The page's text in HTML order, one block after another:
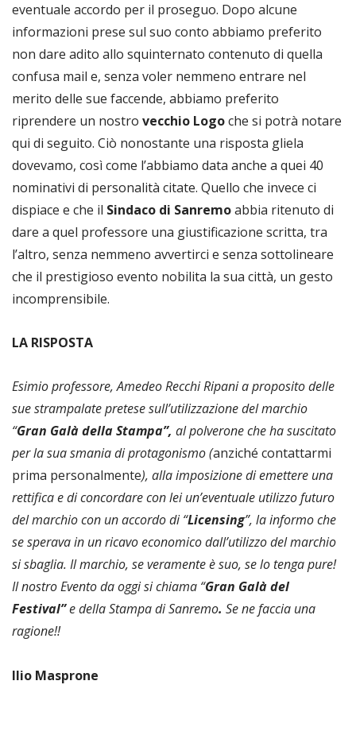
eventuale accordo per il proseguo. Dopo alcune
informazioni prese sul suo conto abbiamo preferito
non dare adito allo squinternato contenuto di quella
confusa mail e, senza voler nemmeno entrare nel
merito delle sue faccende, abbiamo preferito
riprendere un nostro vecchio Logoche si potrà notare
qui di seguito. Ciò nonostante una risposta gliela
dovevamo, così come l’abbiamo data anche a quei 40
nominativi di personalità citate. Quello che invece ci
dispiace e che il Sindaco di Sanremoabbia ritenuto di
dare a quel professore una giustificazione scritta, tra
l’altro, senza nemmeno avvertirci e senza sottolineare
che il prestigioso evento nobilita la sua città, un gesto
incomprensibile.
LA RISPOSTA
Esimioprofessore, AmedeoRecchiRipaniapropositodelle
suestrampalatepretesesull’utilizzazionedel marchio
“Gran GalàdellaStampa”, alpolveronechehasuscitato
perlasuasmaniadiprotagonismo(anziché contattarmi
prima personalmente), alla imposizione di emettere una
rettifica e di concordare con lei un’eventuale utilizzofuturo
delmarchiocon unaccordodi “Licensing”, lainformoche
sesperavain unricavo economicodall’utilizzodelmarchio
sisbaglia. Ilmarchio, severamenteèsuo, selo tengapure!
IlnostroEvento daoggisichiama “Gran Galàdel
Festival”edellaStampadiSanremo. Senefaccia una
ragione!!
Ilio Masprone